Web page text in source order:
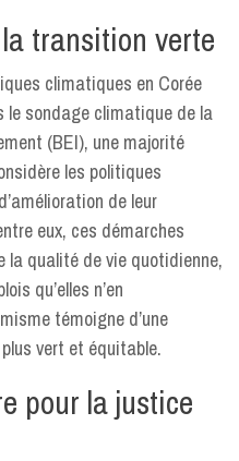
transition verte
climatiques en Corée
le sondage climatique de la
(BEI), une majorité
les politiques
de leur
eux, ces démarches
qualité de vie quotidienne,
qu’elles n’en
témoigne d’une
vert et équitable.
pour la justice